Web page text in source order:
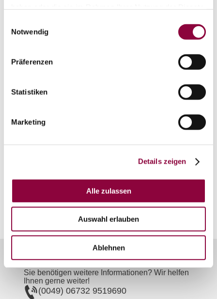
Notwendig
Präferenzen
Statistiken
Marketing
Details zeigen
Alle zulassen
Auswahl erlauben
Ablehnen
Guntersblum
160-170 m
Bereich:
Einzellage:
Bodenarten
LÖSS/TSCHERNOSEM
Unser Servicekontakt:
Sie benötigen weitere Informationen? Wir helfen
Ihnen gerne weiter!
(0049) 06732 9519690